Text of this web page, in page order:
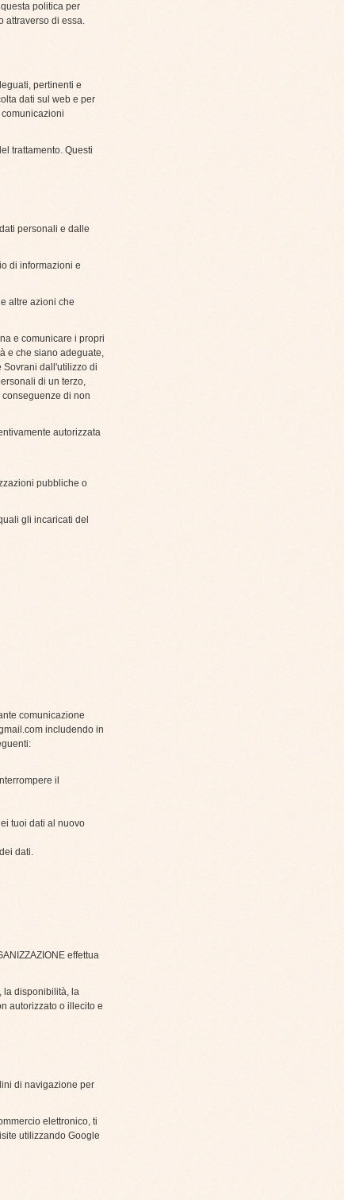
politica per
attraverso di essa.
pertinenti e
dati sul web e per
trattamento. Questi
personali e dalle
di informazioni e
altre azioni che
e comunicare i propri
e che siano adeguate,
Sovrani dall'utilizzo di
di un terzo,
di non
autorizzata
pubbliche o
gli incaricati del
comunicazione
includendo in
il
tuoi dati al nuovo
dati.
effettua
la disponibilità, la
autorizzato o illecito e
di navigazione per
elettronico, ti
utilizzando Google